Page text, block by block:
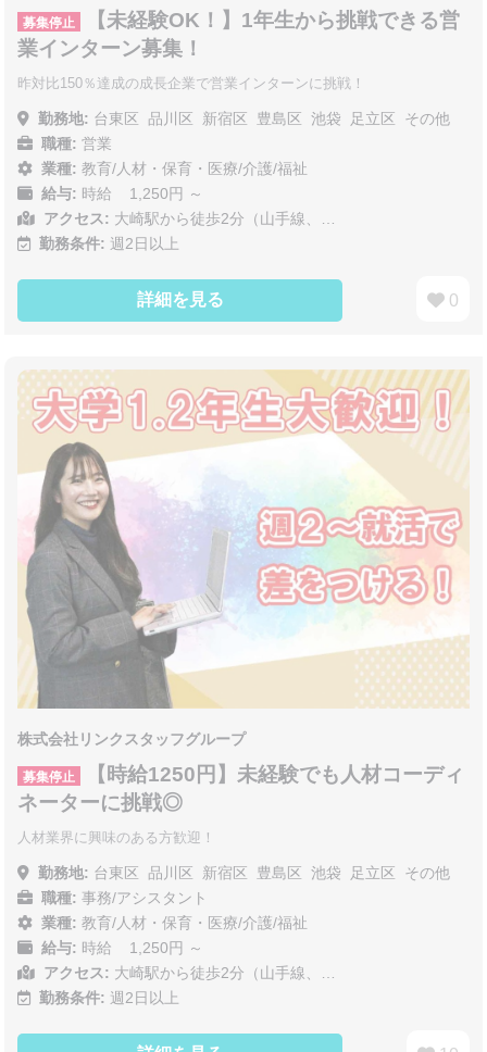
募集停止
【未経験OK！】1年生から挑戦できる営
業インターン募集！
昨対比150％達成の成長企業で営業インターンに挑戦！
勤務地: 台東区 品川区 新宿区 豊島区 池袋 足立区
その他
職種: 営業
業種: 教育/人材・保育・医療/介護/福祉
給与: 時給 1,250円 ～
アクセス: 大崎駅から徒歩2分（山手線、…
勤務条件: 週2日以上
詳細を見る 0
株式会社リンクスタッフグループ
募集停止
【時給1250円】未経験でも人材コーディ
ネーターに挑戦◎
人材業界に興味のある方歓迎！
勤務地: 台東区 品川区 新宿区 豊島区 池袋 足立区
その他
職種: 事務/アシスタント
業種: 教育/人材・保育・医療/介護/福祉
給与: 時給 1,250円 ～
アクセス: 大崎駅から徒歩2分（山手線、…
勤務条件: 週2日以上